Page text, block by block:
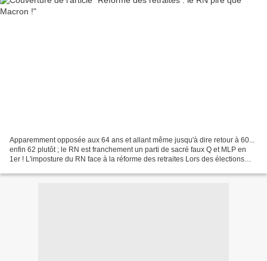
Apparemment opposée aux 64 ans et allant même jusqu'à dire retour à 60...
enfin 62 plutôt ; le RN est franchement un parti de sacré faux Q et MLP en
1er ! L'imposture du RN face à la réforme des retraites Lors des élections